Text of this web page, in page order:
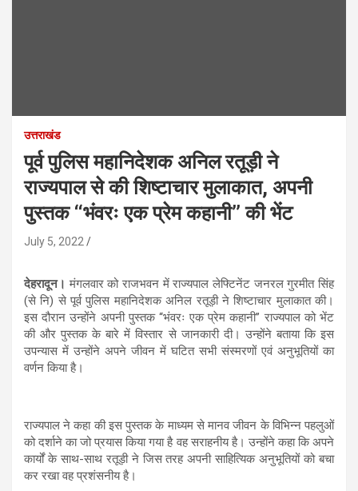
उत्तराखंड
पूर्व पुलिस महानिदेशक अनिल रतूड़ी ने
राज्यपाल से की शिष्टाचार मुलाकात, अपनी
पुस्तक ‘‘भंवरः एक प्रेम कहानी’’ की भेंट
July 5, 2022
देहरादून। मंगलवार को राजभवन में राज्यपाल लेफ्टिनेंट जनरल गुरमीत सिंह
(से नि) से पूर्व पुलिस महानिदेशक अनिल रतूड़ी ने शिष्टाचार मुलाकात की।
इस दौरान उन्होंने अपनी पुस्तक ‘‘भंवरः एक प्रेम कहानी’’ राज्यपाल को भेंट
की और पुस्तक के बारे में विस्तार से जानकारी दी। उन्होंने बताया कि इस
उपन्यास में उन्होंने अपने जीवन में घटित सभी संस्मरणों एवं अनुभूतियों का
वर्णन किया है।
राज्यपाल ने कहा की इस पुस्तक के माध्यम से मानव जीवन के विभिन्न पहलुओं
को दर्शाने का जो प्रयास किया गया है वह सराहनीय है। उन्होंने कहा कि अपने
कार्यों के साथ-साथ रतूड़ी ने जिस तरह अपनी साहित्यिक अनुभूतियों को बचा
कर रखा वह प्रशंसनीय है।